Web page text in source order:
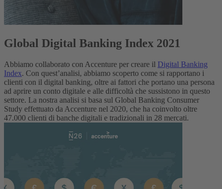
Global Digital Banking Index 2021
Abbiamo collaborato con Accenture per creare il Digital Banking
Index. Con quest’analisi, abbiamo scoperto come si rapportano i
clienti con il digital banking, oltre ai fattori che portano una persona
ad aprire un conto digitale e alle difficoltà che sussistono in questo
settore. La nostra analisi si basa sul Global Banking Consumer
Study effettuato da Accenture nel 2020, che ha coinvolto oltre
47.000 clienti di banche digitali e tradizionali in 28 mercati.